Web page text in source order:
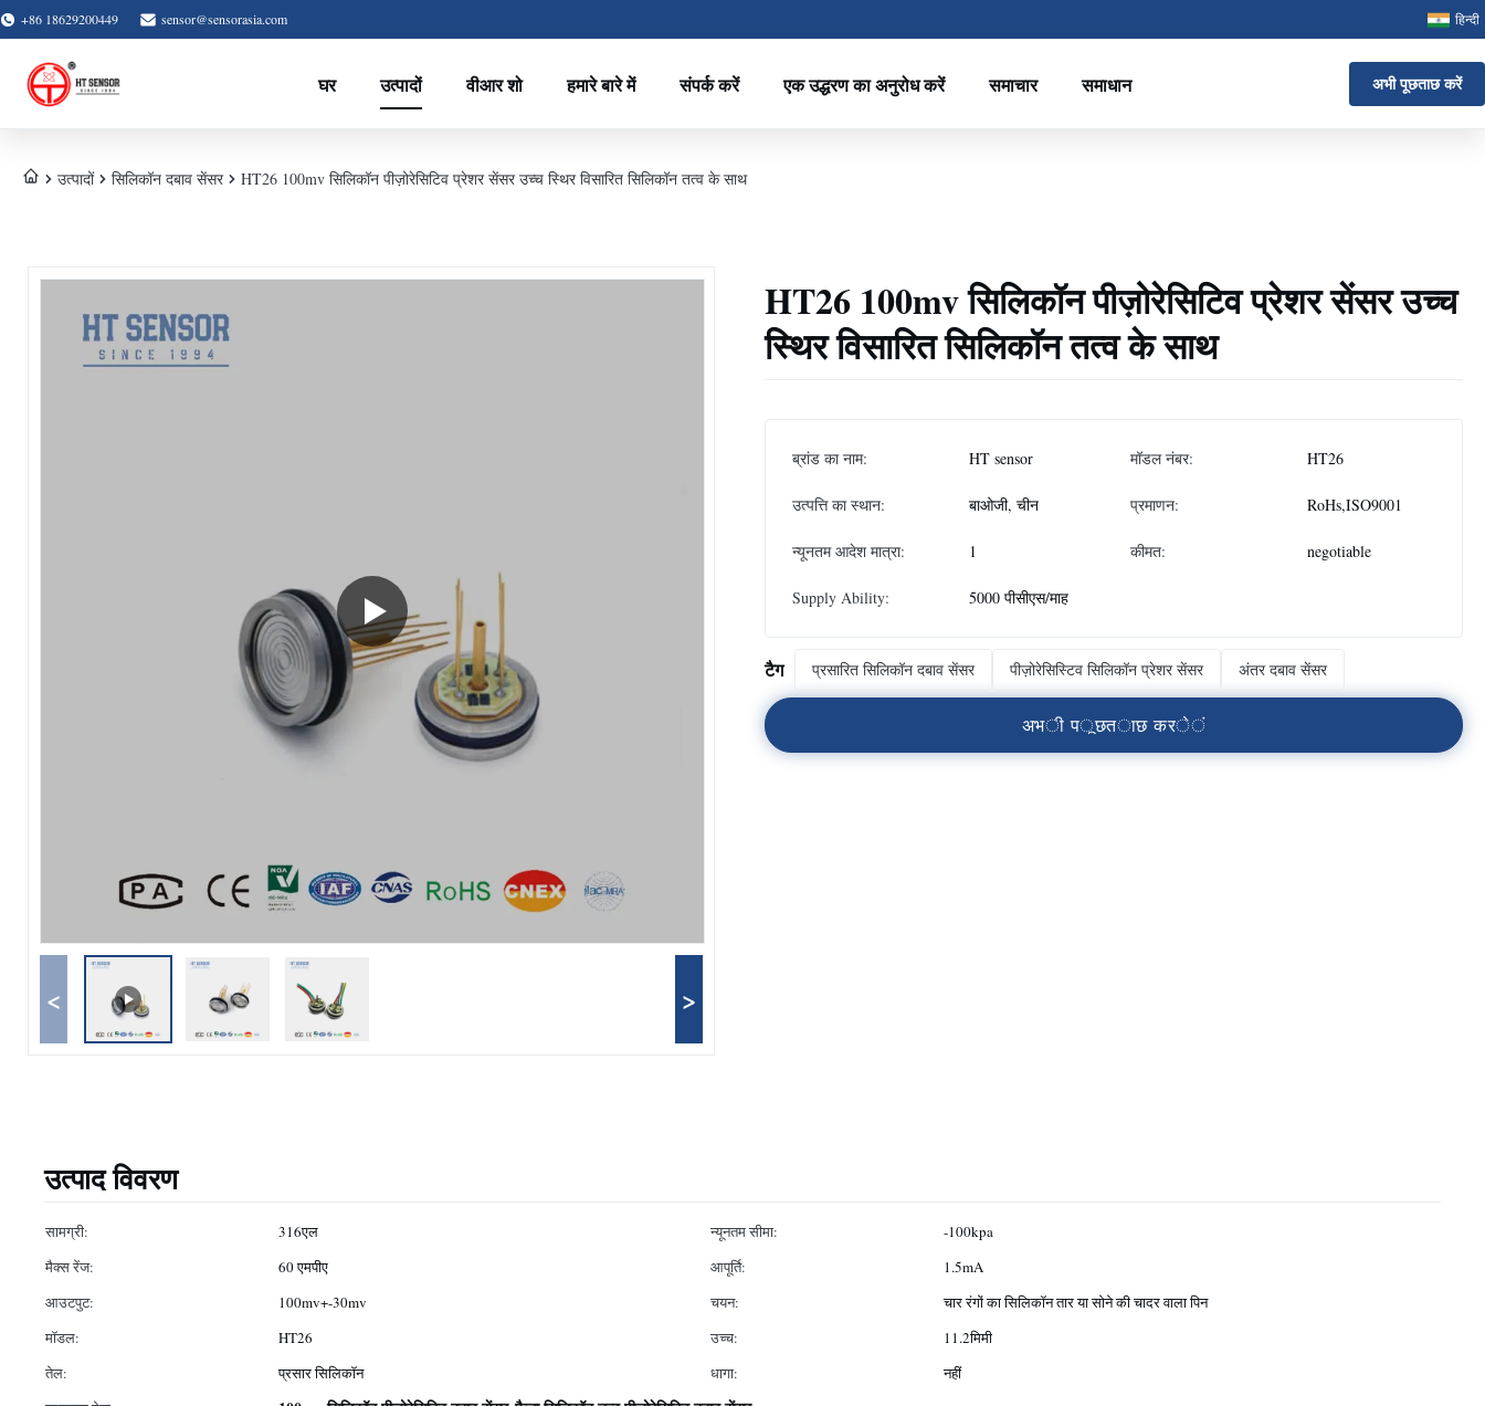
+86 18629200449 sensor@sensorasia.com हिन्दी
घर उत्पादों वीआर शो हमारे बारे में संपर्क करें एक उद्धरण का अनुरोध करें समाचार समाधान अभी पूछताछ करें
उत्पादों सिलिकॉन दबाव सेंसर HT26 100mv सिलिकॉन पीज़ोरेसिटिव प्रेशर सेंसर उच्च स्थिर विसारित सिलिकॉन तत्व के साथ
< >
HT26 100mv सिलिकॉन पीज़ोरेसिटिव प्रेशर सेंसर उच्च
स्थिर विसारित सिलिकॉन तत्व के साथ
ब्रांड का नाम: HT sensor मॉडल नंबर: HT26
उत्पत्ति का स्थान: बाओजी, चीन प्रमाणन: RoHs,ISO9001
न्यूनतम आदेश मात्रा: 1 कीमत: negotiable
Supply Ability: 5000 पीसीएस/माह
टैग प्रसारित सिलिकॉन दबाव सेंसर पीज़ोरेसिस्टिव सिलिकॉन प्रेशर सेंसर अंतर दबाव सेंसर
अभी पूछताछ करें
उत्पाद विवरण
सामग्री: 316एल न्यूनतम सीमा:
-100kpa
मैक्स रेंज:
60 एमपीए आपूर्ति:
1.5mA
आउटपुट:
100mv+-30mv चयन:
चार रंगों का सिलिकॉन तार या सोने की चादर वाला पिन
मॉडल:
HT26 उच्च:
11.2मिमी
तेल:
प्रसार सिलिकॉन धागा:
नहीं